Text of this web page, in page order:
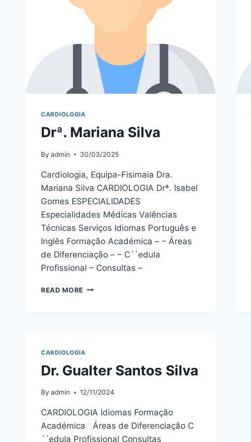
CARDIOLOGIA
Drª. Mariana Silva
By admin 30/03/2025
Cardiologia, Equipa-Fisimaia Dra.
Mariana Silva CARDIOLOGIA Drª. Isabel
Gomes ESPECIALIDADES
Especialidades Médicas Valências
Técnicas Serviços Idiomas Português e
Inglês Formação Académica – – Áreas
de Diferenciação – – C´´edula
Profissional – Consultas –
READ MORE DRª.
CARDIOLOGIA
Dr. Gualter Santos Silva
By admin 12/11/2024
CARDIOLOGIA Idiomas Formação
Académica Áreas de Diferenciação C
´´edula Profissional Consultas